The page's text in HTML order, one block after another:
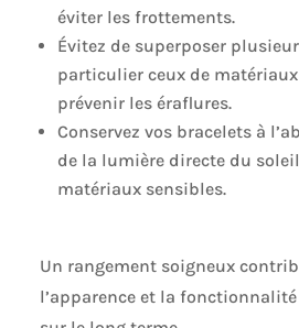
éviter les frottements.
Évitez de superposer
particulier ceux de
prévenir les éraflures.
Conservez vos bracelets à
de la lumière directe du
matériaux sensibles.
Un rangement soigneux
l’apparence et la